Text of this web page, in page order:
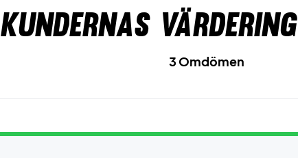
Kundernas värdering
3 Omdömen